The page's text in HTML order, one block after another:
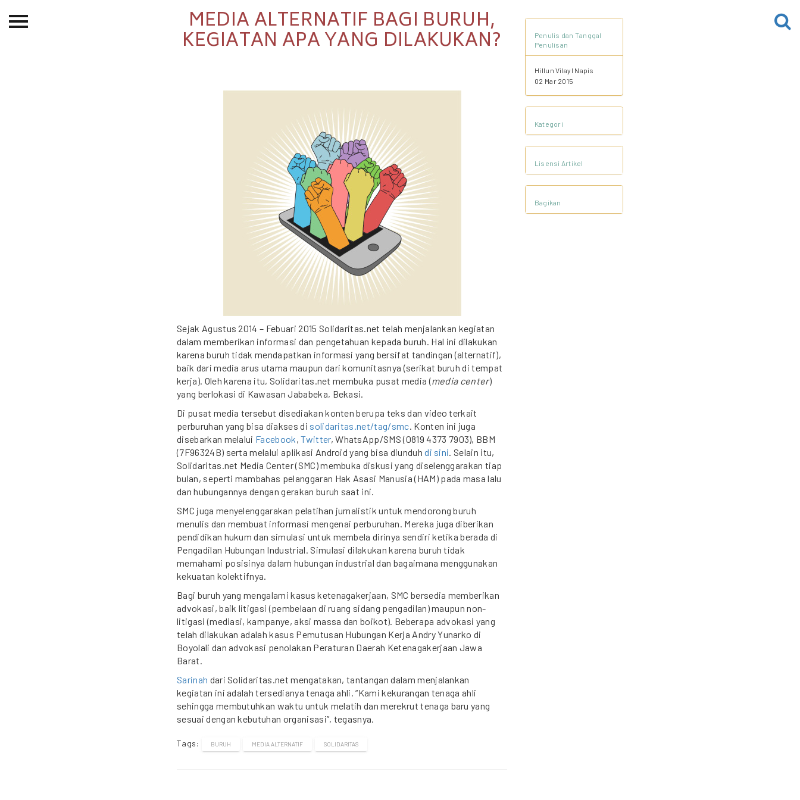
Beranda MEDIA ALTERNATIF BAGI BURUH,
KEGIATAN APA YANG DILAKUKAN?
Sejak Agustus 2014 – Febuari 2015 Solidaritas.net telah menjalankan kegiatan
dalam memberikan informasi dan pengetahuan kepada buruh. Hal ini dilakukan
karena buruh tidak mendapatkan informasi yang bersifat tandingan (alternatif),
baik dari media arus utama maupun dari komunitasnya (serikat buruh di tempat
kerja). Oleh karena itu, Solidaritas.net membuka pusat media (media center)
yang berlokasi di Kawasan Jababeka, Bekasi.
Di pusat media tersebut disediakan konten berupa teks dan video terkait
perburuhan yang bisa diakses di solidaritas.net/tag/smc. Konten ini juga
disebarkan melalui Facebook,Twitter, WhatsApp/SMS (0819 4373 7903), BBM
(7F96324B) serta melalui aplikasi Android yang bisa diunduhdi sini. Selain itu,
Solidaritas.net Media Center (SMC) membuka diskusi yang diselenggarakan tiap
bulan, seperti mambahas pelanggaran Hak Asasi Manusia (HAM) pada masa lalu
dan hubungannya dengan gerakan buruh saat ini.
SMC juga menyelenggarakan pelatihan jurnalistik untuk mendorong buruh
menulis dan membuat informasi mengenai perburuhan. Mereka juga diberikan
pendidikan hukum dan simulasi untuk membela dirinya sendiri ketika berada di
Pengadilan Hubungan Industrial. Simulasi dilakukan karena buruh tidak
memahami posisinya dalam hubungan industrial dan bagaimana menggunakan
kekuatan kolektifnya.
Bagi buruh yang mengalami kasus ketenagakerjaan, SMC bersedia memberikan
advokasi, baik litigasi (pembelaan di ruang sidang pengadilan) maupun non-
litigasi (mediasi, kampanye, aksi massa dan boikot). Beberapa advokasi yang
telah dilakukan adalah kasus Pemutusan Hubungan Kerja Andry Yunarko di
Boyolali dan advokasi penolakan Peraturan Daerah Ketenagakerjaan Jawa
Barat.
Sarinah dari Solidaritas.net mengatakan, tantangan dalam menjalankan
kegiatan ini adalah tersedianya tenaga ahli. “Kami kekurangan tenaga ahli
sehingga membutuhkan waktu untuk melatih dan merekrut tenaga baru yang
sesuai dengan kebutuhan organisasi”, tegasnya.
Tags: BURUH MEDIA ALTERNATIF SOLIDARITAS
Penulis dan Tanggal
Penulisan
Hillun Vilayl Napis
02 Mar 2015
Kategori
Lisensi Artikel
Bagikan